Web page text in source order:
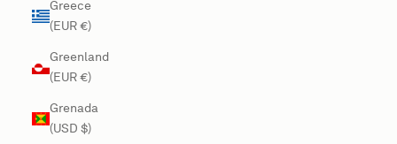
Greece
(EUR €)
Greenland
(EUR €)
Grenada
(USD $)